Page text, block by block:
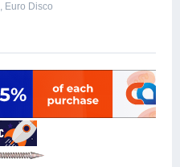
, Euro Disco